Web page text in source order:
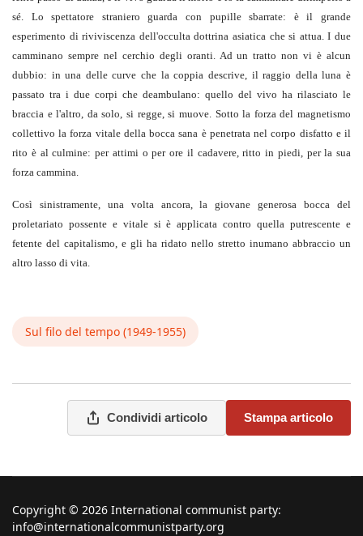
sé. Lo spettatore straniero guarda con pupille sbarrate: è il grande
esperimento di riviviscenza dell'occulta dottrina asiatica che si attua. I due
camminano sempre nel cerchio degli oranti. Ad un tratto non vi è alcun
dubbio: in una delle curve che la coppia descrive, il raggio della luna è
passato tra i due corpi che deambulano: quello del vivo ha rilasciato le
braccia e l'altro, da solo, si regge, si muove. Sotto la forza del magnetismo
collettivo la forza vitale della bocca sana è penetrata nel corpo disfatto e il
rito è al culmine: per attimi o per ore il cadavere, ritto in piedi, per la sua
forza cammina.
Così sinistramente, una volta ancora, la giovane generosa bocca del
proletariato possente e vitale si è applicata contro quella putrescente e
fetente del capitalismo, e gli ha ridato nello stretto inumano abbraccio un
altro lasso di vita.
Sul filo del tempo (1949-1955)
Condividi articolo Stampa articolo
Copyright © 2026 International communist party:
info@internationalcommunistparty.org